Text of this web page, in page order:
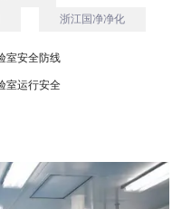
浙江国净净化
室安全防线
室运行安全